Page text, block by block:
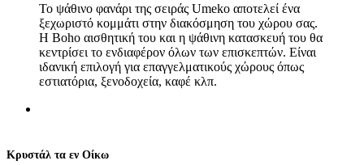
Το ψάθινο φανάρι της σειράς Umeko αποτελεί ένα
ξεχωριστό κομμάτι στην διακόσμηση του χώρου σας.
Η Boho αισθητική του και η ψάθινη κατασκευή του θα
κεντρίσει το ενδιαφέρον όλων των επισκεπτών. Είναι
ιδανική επιλογή για επαγγελματικούς χώρους όπως
εστιατόρια, ξενοδοχεία, καφέ κλπ.
Κρυστάλ τα εν Οίκω